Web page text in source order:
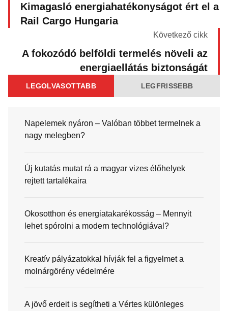
Kimagasló energiahatékonyságot ért el a
Rail Cargo Hungaria
Következő cikk
A fokozódó belföldi termelés növeli az
energiaellátás biztonságát
LEGOLVASOTTABB LEGFRISSEBB
Napelemek nyáron – Valóban többet termelnek a
nagy melegben?
Új kutatás mutat rá a magyar vizes élőhelyek
rejtett tartalékaira
Okosotthon és energiatakarékosság – Mennyit
lehet spórolni a modern technológiával?
Kreatív pályázatokkal hívják fel a figyelmet a
molnárgörény védelmére
A jövő erdeit is segítheti a Vértes különleges